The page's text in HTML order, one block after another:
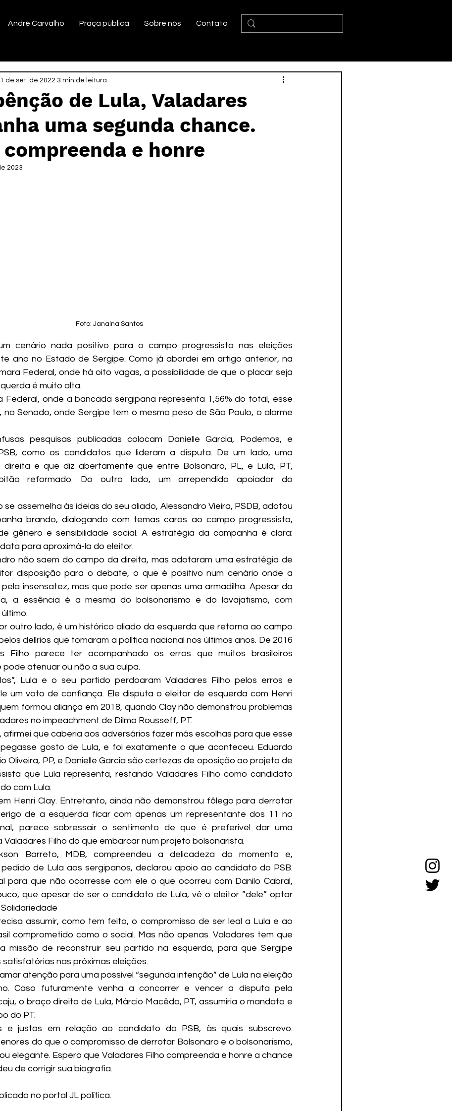
André Carvalho Praça pública Sobre nós Contato
de Lula, Valadares
uma segunda chance.
compreenda e honre
1 de set. de 2022 3 min de leitura
2023
Foto: Janaína Santos
cenário nada positivo para o campo progressista nas eleições
ano no Estado de Sergipe. Como já abordei em artigo anterior, na
Federal, onde há oito vagas, a possibilidade de que o placar seja
é muito alta.
Federal, onde a bancada sergipana representa 1,56% do total, esse
no Senado, onde Sergipe tem o mesmo peso de São Paulo, o alarme
pesquisas publicadas colocam Danielle Garcia, Podemos, e
como os candidatos que lideram a disputa. De um lado, uma
e que diz abertamente que entre Bolsonaro, PL, e Lula, PT,
reformado. Do outro lado, um arrependido apoiador do
se assemelha às ideias do seu aliado, Alessandro Vieira, PSDB, adotou
brando, dialogando com temas caros ao campo progressista,
gênero e sensibilidade social. A estratégia da campanha é clara:
para aproximá-la do eleitor.
não saem do campo da direita, mas adotaram uma estratégia de
disposição para o debate, o que é positivo num cenário onde a
insensatez, mas que pode ser apenas uma armadilha. Apesar da
a essência é a mesma do bolsonarismo e do lavajatismo, com
outro lado, é um histórico aliado da esquerda que retorna ao campo
delírios que tomaram a política nacional nos últimos anos. De 2016
Filho parece ter acompanhado os erros que muitos brasileiros
atenuar ou não a sua culpa.
Lula e o seu partido perdoaram Valadares Filho pelos erros e
um voto de confiança. Ele disputa o eleitor de esquerda com Henri
formou aliança em 2018, quando Clay não demonstrou problemas
no impeachment de Dilma Rousseff, PT.
afirmei que caberia aos adversários fazer más escolhas para que esse
gosto de Lula, e foi exatamente o que aconteceu. Eduardo
Oliveira, PP, e Danielle Garcia são certezas de oposição ao projeto de
que Lula representa, restando Valadares Filho como candidato
com Lula.
Henri Clay. Entretanto, ainda não demonstrou fôlego para derrotar
de a esquerda ficar com apenas um representante dos 11 no
parece sobressair o sentimento de que é preferível dar uma
Valadares Filho do que embarcar num projeto bolsonarista.
Barreto, MDB, compreendeu a delicadeza do momento e,
de Lula aos sergipanos, declarou apoio ao candidato do PSB.
para que não ocorresse com ele o que ocorreu com Danilo Cabral,
que apesar de ser o candidato de Lula, vê o eleitor ”dele” optar
assumir, como tem feito, o compromisso de ser leal a Lula e ao
comprometido como o social. Mas não apenas. Valadares tem que
missão de reconstruir seu partido na esquerda, para que Sergipe
nas próximas eleições.
atenção para uma possível “segunda intenção” de Lula na eleição
Caso futuramente venha a concorrer e vencer a disputa pela
o braço direito de Lula, Márcio Macêdo, PT, assumiria o mandato e
do PT.
e justas em relação ao candidato do PSB, às quais subscrevo.
do que o compromisso de derrotar Bolsonaro e o bolsonarismo,
elegante. Espero que Valadares Filho compreenda e honre a chance
de corrigir sua biografia.
no portal JL política.